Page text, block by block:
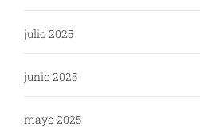
julio 2025
junio 2025
mayo 2025